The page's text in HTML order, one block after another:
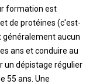
formation est
de protéines (c'est-
généralement aucun
ans et conduire au
un dépistage régulier
55 ans. Une